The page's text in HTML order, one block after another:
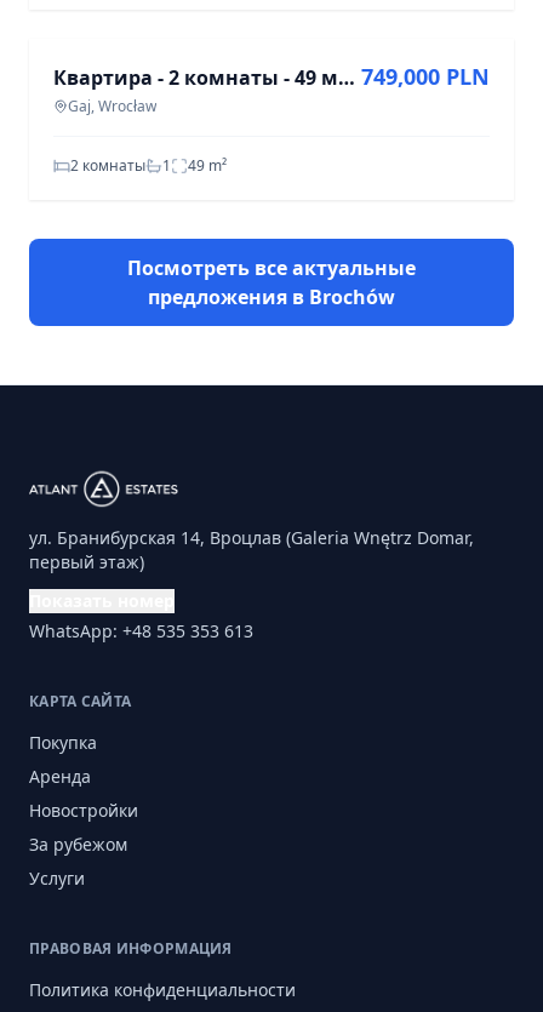
Квартира - 2 комнаты - 49 м² - ул. Клодзка Вроцлав Гай
Gaj, Wrocław
749,000 PLN
2 комнаты 1 49 m²
Посмотреть все актуальные
предложения в Brochów
ул. Бранибурская 14, Вроцлав (Galeria Wnętrz Domar,
первый этаж)
WhatsApp: +48 535 353 613
КАРТА САЙТА
Покупка
Аренда
Новостройки
За рубежом
Услуги
ПРАВОВАЯ ИНФОРМАЦИЯ
Политика конфиденциальности